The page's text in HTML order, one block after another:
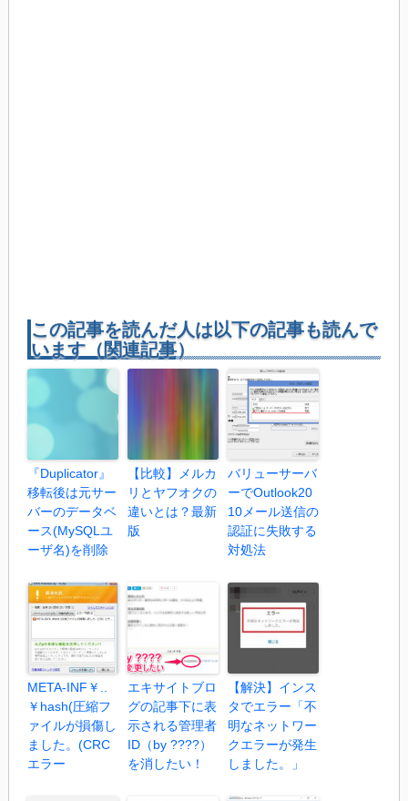
この記事を読んだ人は以下の記事も読んで
います（関連記事）
『Duplicator』
移転後は元サー
バーのデータベ
ース(MySQLユ
ーザ名)を削除
【比較】メルカ
リとヤフオクの
違いとは？最新
版
バリューサーバ
ーでOutlook20
10メール送信の
認証に失敗する
対処法
META-INF￥..
￥hash(圧縮フ
ァイルが損傷し
ました。(CRC
エラー
エキサイトブロ
グの記事下に表
示される管理者
ID（by ????）
を消したい！
【解決】インス
タでエラー「不
明なネットワー
クエラーが発生
しました。」